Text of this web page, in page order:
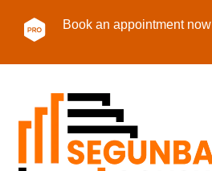
Book an appointment now